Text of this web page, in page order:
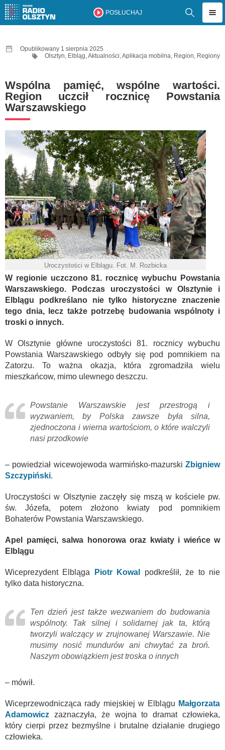
POSŁUCHAJ
Opublikowany 1 sierpnia 2025
Olsztyn, Elbląg,Aktualności,Aplikacja mobilna, Region, Regiony
Wspólna pamięć, wspólne wartości.
Region uczcił rocznicę Powstania
Warszawskiego
Uroczystości w Elblągu. Fot. M. Rozbicka
W regionie uczczono 81. rocznicę wybuchu Powstania
Warszawskiego. Podczas uroczystości w Olsztynie i
Elblągu podkreślano nie tylko historyczne znaczenie
tego dnia, lecz także potrzebę budowania wspólnoty i
troski o innych.
W Olsztynie główne uroczystości 81. rocznicy wybuchu
Powstania Warszawskiego odbyły się pod pomnikiem na
Zatorzu. To ważna okazja, która zgromadziła wielu
mieszkańcow, mimo ulewnego deszczu.
Powstanie Warszawskie jest przestrogą i
wyzwaniem, by Polska zawsze była silna,
zjednoczona i wierna wartościom, o które walczyli
nasi przodkowie
– powiedział wicewojewoda warmińsko-mazurski Zbigniew
Szczypiński.
Uroczystości w Olsztynie zaczęły się mszą w kościele pw.
św. Józefa, potem złożono kwiaty pod pomnikiem
Bohaterów Powstania Warszawskiego.
Apel pamięci, salwa honorowa oraz kwiaty i wieńce w
Elblągu
Wiceprezydent Elbląga Piotr Kowal
podkreślił, że to nie
tylko data historyczna.
Ten dzień jest także wezwaniem do budowania
wspólnoty. Tak silnej i solidarnej jak ta, którą
tworzyli walczący w zrujnowanej Warszawie. Nie
musimy nosić mundurów ani chwytać za broń.
Naszym obowiązkiem jest troska o innych
– mówił.
Wiceprzewodnicząca rady miejskiej w Elblągu Małgorzata
Adamowicz
zaznaczyła, że wojna to dramat człowieka,
który cierpi przez bezmyślne i brutalne działanie drugiego
człowieka.